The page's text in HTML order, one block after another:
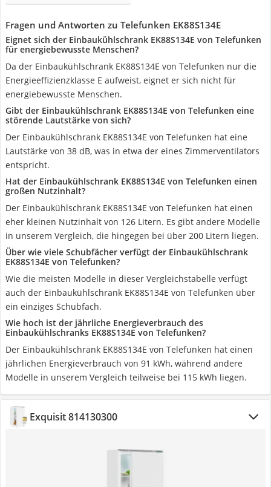
Fragen und Antworten zu Telefunken ‎EK88S134E
Eignet sich der Einbaukühlschrank EK88S134E von Telefunken
für energiebewusste Menschen?
Da der Einbaukühlschrank EK88S134E von Telefunken nur die
Energieeffizienzklasse E aufweist, eignet er sich nicht für
energiebewusste Menschen.
Gibt der Einbaukühlschrank EK88S134E von Telefunken eine
störende Lautstärke von sich?
Der Einbaukühlschrank EK88S134E von Telefunken hat eine
Lautstärke von 38 dB, was in etwa der eines Zimmerventilators
entspricht.
Hat der Einbaukühlschrank EK88S134E von Telefunken einen
großen Nutzinhalt?
Der Einbaukühlschrank EK88S134E von Telefunken hat einen
eher kleinen Nutzinhalt von 126 Litern. Es gibt andere Modelle
in unserem Vergleich, die hingegen bei über 200 Litern liegen.
Über wie viele Schubfächer verfügt der Einbaukühlschrank
EK88S134E von Telefunken?
Wie die meisten Modelle in dieser Vergleichstabelle verfügt
auch der Einbaukühlschrank EK88S134E von Telefunken über
ein einziges Schubfach.
Wie hoch ist der jährliche Energieverbrauch des
Einbaukühlschranks EK88S134E von Telefunken?
Der Einbaukühlschrank EK88S134E von Telefunken hat einen
jährlichen Energieverbrauch von 91 kWh, während andere
Modelle in unserem Vergleich teilweise bei 115 kWh liegen.
Exquisit 814130300